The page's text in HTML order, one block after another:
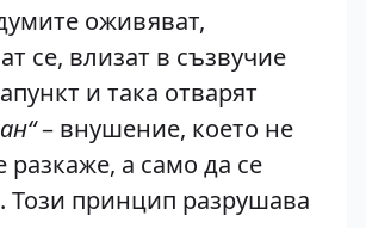
оживяват,
се, влизат в съзвучие
и така отварят
– внушение, което не
разкаже, а само да се
Този принцип разрушава